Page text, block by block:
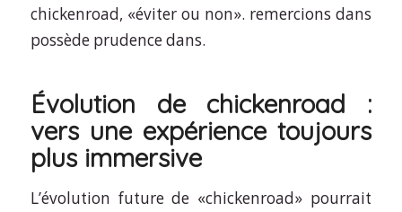
chickenroad, «éviter ou non». remercions dans
possède prudence dans.
Évolution de chickenroad :
vers une expérience toujours
plus immersive
L’évolution future de «chickenroad» pourrait